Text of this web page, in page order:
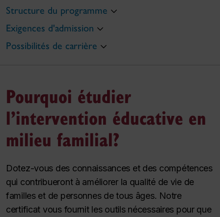
Structure du programme
Exigences d'admission
Possibilités de carrière
Pourquoi étudier
l’intervention éducative en
milieu familial?
Dotez-vous des connaissances et des compétences
qui contribueront à améliorer la qualité de vie de
familles et de personnes de tous âges. Notre
certificat vous fournit les outils nécessaires pour que